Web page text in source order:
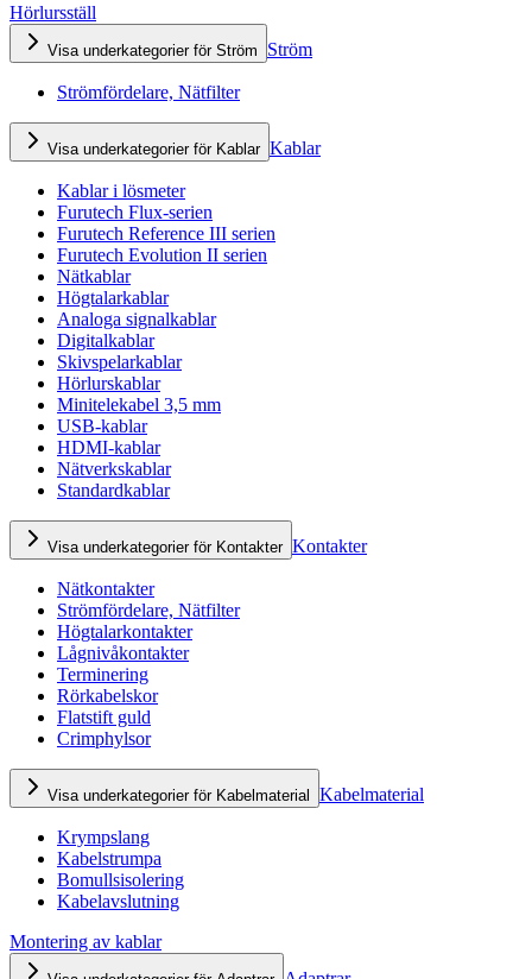
Hörlursställ
Visa underkategorier för Ström Ström
Strömfördelare, Nätfilter
Visa underkategorier för Kablar Kablar
Kablar i lösmeter
Furutech Flux-serien
Furutech Reference III serien
Furutech Evolution II serien
Nätkablar
Högtalarkablar
Analoga signalkablar
Digitalkablar
Skivspelarkablar
Hörlurskablar
Minitelekabel 3,5 mm
USB-kablar
HDMI-kablar
Nätverkskablar
Standardkablar
Visa underkategorier för Kontakter Kontakter
Nätkontakter
Strömfördelare, Nätfilter
Högtalarkontakter
Lågnivåkontakter
Terminering
Rörkabelskor
Flatstift guld
Crimphylsor
Visa underkategorier för Kabelmaterial Kabelmaterial
Krympslang
Kabelstrumpa
Bomullsisolering
Kabelavslutning
Montering av kablar